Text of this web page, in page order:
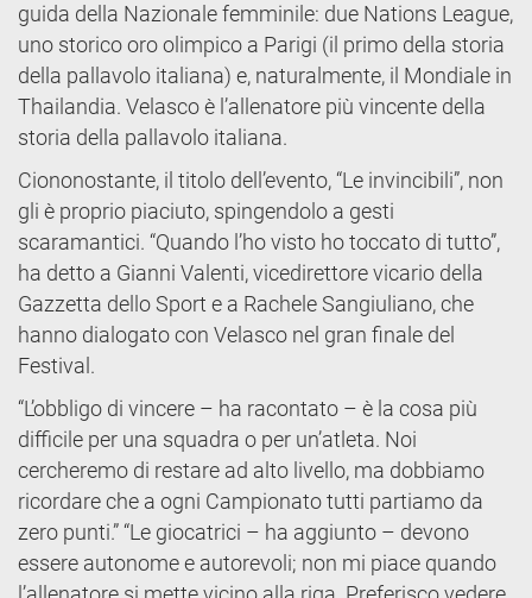
guida della Nazionale femminile: due Nations League,
uno storico oro olimpico a Parigi (il primo della storia
della pallavolo italiana) e, naturalmente, il Mondiale in
Thailandia. Velasco è l’allenatore più vincente della
storia della pallavolo italiana.
Ciononostante, il titolo dell’evento, “Le invincibili”, non
gli è proprio piaciuto, spingendolo a gesti
scaramantici. “Quando l’ho visto ho toccato di tutto”,
ha detto a Gianni Valenti, vicedirettore vicario della
Gazzetta dello Sport e a Rachele Sangiuliano, che
hanno dialogato con Velasco nel gran finale del
Festival.
“L’obbligo di vincere – ha racontato – è la cosa più
difficile per una squadra o per un’atleta. Noi
cercheremo di restare ad alto livello, ma dobbiamo
ricordare che a ogni Campionato tutti partiamo da
zero punti.” “Le giocatrici – ha aggiunto – devono
essere autonome e autorevoli; non mi piace quando